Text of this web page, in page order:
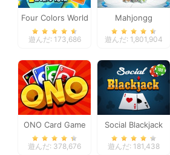
Four Colors World
Tour
遊んだ: 173,686
Mahjongg
Dimensions
遊んだ: 1,801,904
ONO Card Game
遊んだ: 378,676
Social Blackjack
遊んだ: 181,438